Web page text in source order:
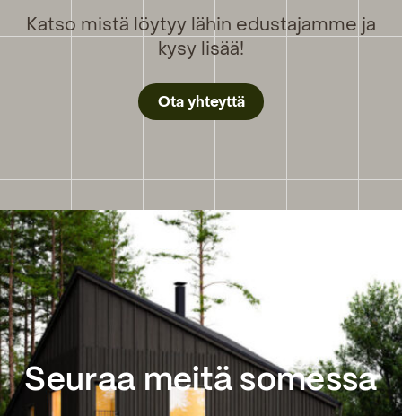
Katso mistä löytyy lähin edustajamme ja
kysy lisää!
Ota yhteyttä
Seuraa meitä somessa